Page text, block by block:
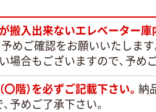
搬入出来ないエレベーター
予めご確認をお願いいたします
場合もございますので、予め
階）を必ずご記載下さい。 納
予めご了承下さい。